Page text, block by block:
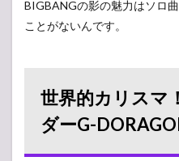
BIGBANGの影の魅力はソロ
ことがないんです。
世界的カリスマ
ダーG-